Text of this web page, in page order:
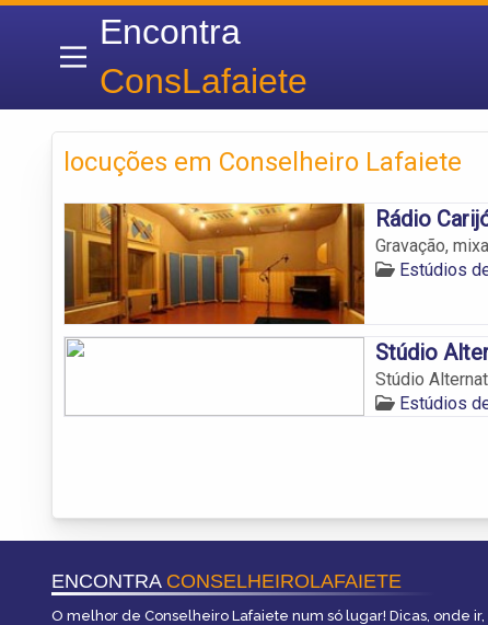
Encontra
ConsLafaiete
locuções em Conselheiro Lafaiete
Rádio
Gravação,
Estúdios
Stúdio
Stúdio
Estúdios
ENCONTRA CONSELHEIROLAFAIETE
O melhor de Conselheiro Lafaiete num só lugar! Dicas, onde ir,